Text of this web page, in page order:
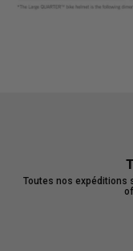
Toutes nos expéditions